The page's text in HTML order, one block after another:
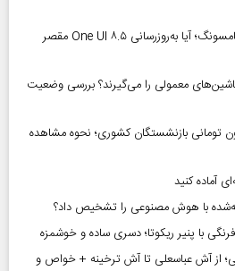
بحران باتری در گوشی‌های سامسونگ؛ آیا به‌روزرسانی One UI ۸.۵ مقصر
معمولی را می‌گیرند؟ بررسی وضعیت
وام ضروری ۷۵ میلیون تومانی بازنشستگان کشوری؛ نحوه مشاهده
با هوش مصنوعی را تشخیص داد؟
با پنیر ریکوتا؛ دسری ساده و خوشمزه
از آش عباسعلی تا آش ترخینه + خواص و